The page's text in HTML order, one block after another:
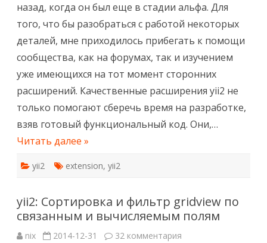
назад, когда он был еще в стадии альфа. Для
того, что бы разобраться с работой некоторых
деталей, мне приходилось прибегать к помощи
сообщества, как на форумах, так и изучением
уже имеющихся на тот момент сторонних
расширений. Качественные расширения yii2 не
только помогают сберечь время на разработке,
взяв готовый функциональный код. Они,…
Читать далее »
yii2 extension, yii2
yii2: Сортировка и фильтр gridview по
связанным и вычисляемым полям
nix 2014-12-31 32 комментария